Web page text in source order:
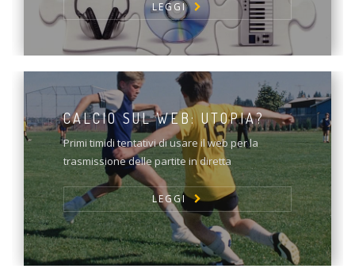
LEGGI
CALCIO SUL WEB: UTOPIA?
Primi timidi tentativi di usare il web per la
trasmissione delle partite in diretta
LEGGI